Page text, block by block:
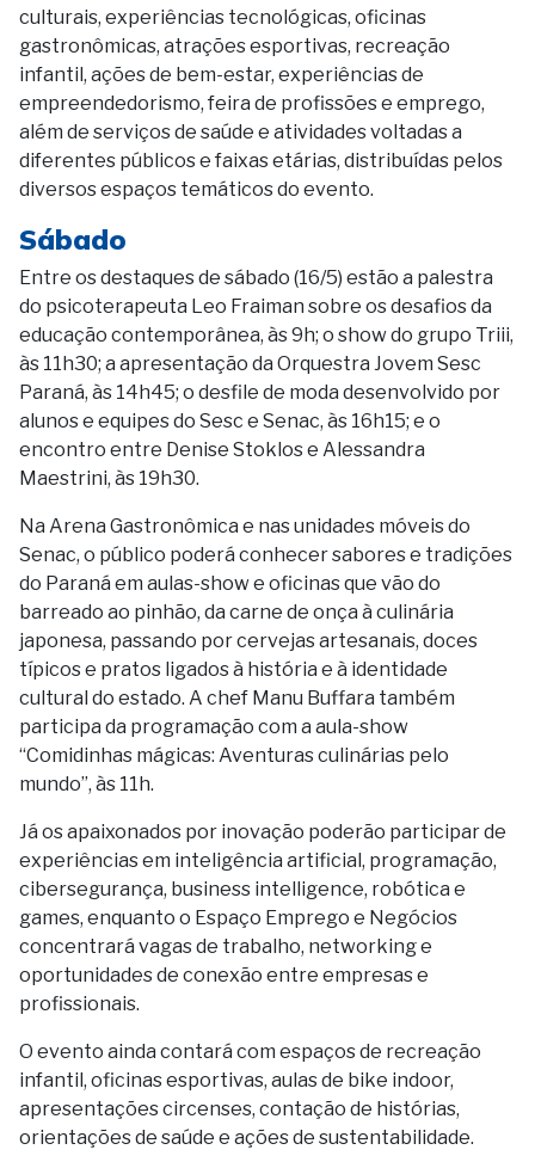
culturais, experiências tecnológicas, oficinas
gastronômicas, atrações esportivas, recreação
infantil, ações de bem-estar, experiências de
empreendedorismo, feira de profissões e emprego,
além de serviços de saúde e atividades voltadas a
diferentes públicos e faixas etárias, distribuídas pelos
diversos espaços temáticos do evento.
Sábado
Entre os destaques de sábado (16/5) estão a palestra
do psicoterapeuta Leo Fraiman sobre os desafios da
educação contemporânea, às 9h; o show do grupo Triii,
às 11h30; a apresentação da Orquestra Jovem Sesc
Paraná, às 14h45; o desfile de moda desenvolvido por
alunos e equipes do Sesc e Senac, às 16h15; e o
encontro entre Denise Stoklos e Alessandra
Maestrini, às 19h30.
Na Arena Gastronômica e nas unidades móveis do
Senac, o público poderá conhecer sabores e tradições
do Paraná em aulas-show e oficinas que vão do
barreado ao pinhão, da carne de onça à culinária
japonesa, passando por cervejas artesanais, doces
típicos e pratos ligados à história e à identidade
cultural do estado. A chef Manu Buffara também
participa da programação com a aula-show
“Comidinhas mágicas: Aventuras culinárias pelo
mundo”, às 11h.
Já os apaixonados por inovação poderão participar de
experiências em inteligência artificial, programação,
cibersegurança, business intelligence, robótica e
games, enquanto o Espaço Emprego e Negócios
concentrará vagas de trabalho, networking e
oportunidades de conexão entre empresas e
profissionais.
O evento ainda contará com espaços de recreação
infantil, oficinas esportivas, aulas de bike indoor,
apresentações circenses, contação de histórias,
orientações de saúde e ações de sustentabilidade.